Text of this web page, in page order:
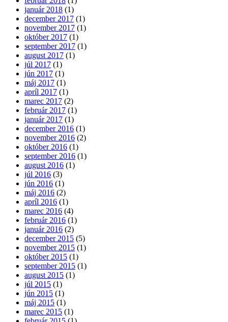
január 2018 (1)
december 2017 (1)
november 2017 (1)
október 2017 (1)
september 2017 (1)
august 2017 (1)
júl 2017 (1)
jún 2017 (1)
máj 2017 (1)
apríl 2017 (1)
marec 2017 (2)
február 2017 (1)
január 2017 (1)
december 2016 (1)
november 2016 (2)
október 2016 (1)
september 2016 (1)
august 2016 (1)
júl 2016 (3)
jún 2016 (1)
máj 2016 (2)
apríl 2016 (1)
marec 2016 (4)
február 2016 (1)
január 2016 (2)
december 2015 (5)
november 2015 (1)
október 2015 (1)
september 2015 (1)
august 2015 (1)
júl 2015 (1)
jún 2015 (1)
máj 2015 (1)
marec 2015 (1)